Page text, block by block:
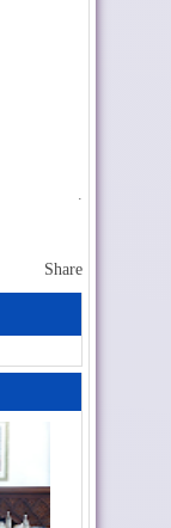
.
Share